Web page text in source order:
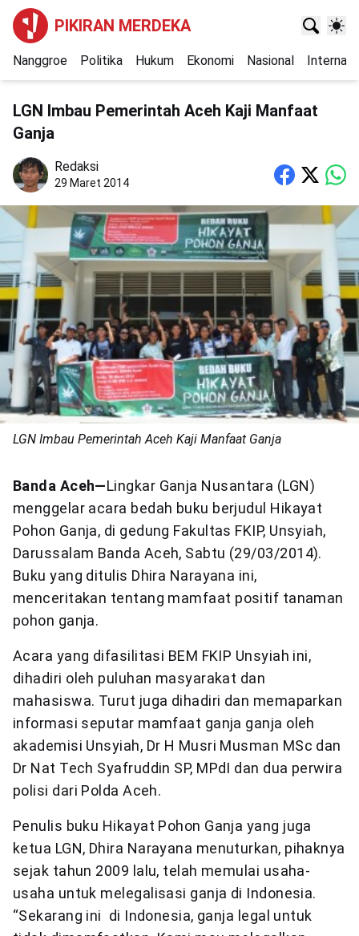
PIKIRAN MERDEKA
Nanggroe Politika Hukum Ekonomi Nasional
LGN Imbau Pemerintah Aceh Kaji Manfaat
Ganja
Redaksi
29 Maret 2014
LGN Imbau Pemerintah Aceh Kaji Manfaat Ganja
Banda Aceh—Lingkar Ganja Nusantara (LGN)
menggelar acara bedah buku berjudul Hikayat
Pohon Ganja, di gedung Fakultas FKIP, Unsyiah,
Darussalam Banda Aceh, Sabtu (29/03/2014).
Buku yang ditulis Dhira Narayana ini,
menceritakan tentang mamfaat positif tanaman
pohon ganja.
Acara yang difasilitasi BEM FKIP Unsyiah ini,
dihadiri oleh puluhan masyarakat dan
mahasiswa. Turut juga dihadiri dan memaparkan
informasi seputar mamfaat ganja ganja oleh
akademisi Unsyiah, Dr H Musri Musman MSc dan
Dr Nat Tech Syafruddin SP, MPdI dan dua perwira
polisi dari Polda Aceh.
Penulis buku Hikayat Pohon Ganja yang juga
ketua LGN, Dhira Narayana menuturkan, pihaknya
sejak tahun 2009 lalu, telah memulai usaha-
usaha untuk melegalisasi ganja di Indonesia.
“Sekarang ini di Indonesia, ganja legal untuk